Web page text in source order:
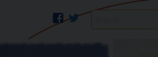
twitter
facebook